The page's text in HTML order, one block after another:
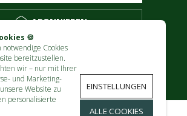
🍪
Cookies
bereitzustellen.
wir – nur mit Ihrer
und Marketing-
Website zu
personalisierte
EINSTELLUNGEN
ALLE COOKIES
ABONNIEREN